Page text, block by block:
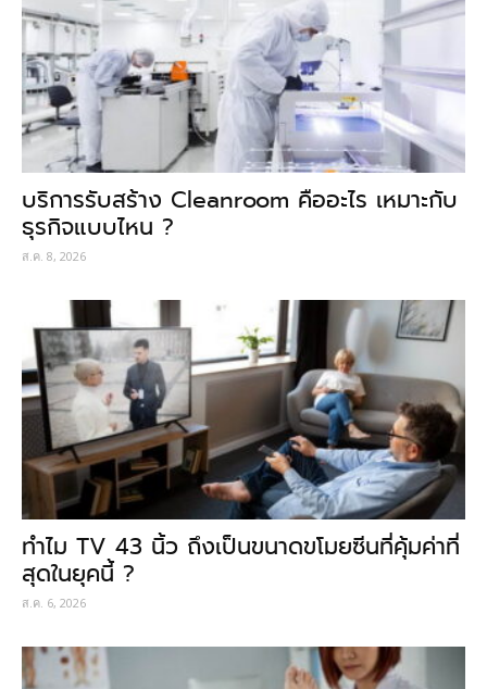
บริการรับสร้าง Cleanroom คืออะไร เหมาะกับ
ธุรกิจแบบไหน ?
ส.ค. 8, 2026
ทำไม TV 43 นิ้ว ถึงเป็นขนาดขโมยซีนที่คุ้มค่าที่
สุดในยุคนี้ ?
ส.ค. 6, 2026